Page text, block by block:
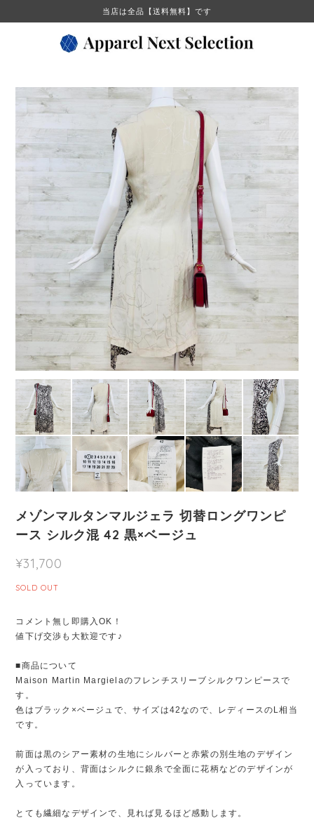
当店は全品【送料無料】です
メゾンマルタンマルジェラ 切替ロングワンピ
ース シルク混 42 黒×ベージュ
¥31,700
SOLD OUT
コメント無し即購入OK！
値下げ交渉も大歓迎です♪
■商品について
Maison Martin Margielaのフレンチスリーブシルクワンピースで
す。
色はブラック×ベージュで、サイズは42なので、レディースのL相当
です。
前面は黒のシアー素材の生地にシルバーと赤紫の別生地のデザイン
が入っており、背面はシルクに銀糸で全面に花柄などのデザインが
入っています。
とても繊細なデザインで、見れば見るほど感動します。